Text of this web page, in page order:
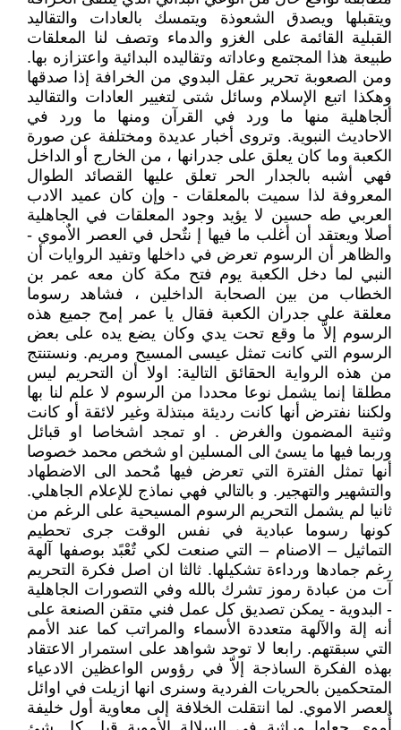
ويتقبلها ويصدق الشعوذة ويتمسك بالعادات والتقاليد
القبلية القائمة على الغزو والدماء وتصف لنا المعلقات
طبيعة هذا المجتمع وعاداته وتقاليده البدائية واعتزازه بها.
ومن الصعوبة تحرير عقل البدوي من الخرافة إذا صدقها
وهكذا اتبع الإسلام وسائل شتى لتغيير العادات والتقاليد
ألجاهلية منها ما ورد في القرآن ومنها ما ورد في
الاحاديث النبوية. وتروى أخبار عديدة ومختلفة عن صورة
الكعبة وما كان يعلق على جدرانها ، من الخارج أو الداخل
فهي أشبه بالجدار الحر تعلق عليها القصائد الطوال
المعروفة لذا سميت بالمعلقات - وإن كان عميد الادب
العربي طه حسين لا يؤيد وجود المعلقات في الجاهلية
أصلا ويعتقد أن أغلب ما فيها إ نتٌحل في العصر الاٌموي -
والظاهر أن الرسوم تعرض في داخلها وتفيد الروايات أن
النبي لما دخل الكعبة يوم فتح مكة كان معه عمر بن
الخطاب من بين الصحابة الداخلين ، فشاهد رسوما
معلقة على جدران الكعبة فقال يا عمر إمح جميع هذه
الرسوم إلاَّ ما وقع تحت يدي وكان يضع يده على بعض
الرسوم التي كانت تمثل عيسى المسيح ومريم. ونستنتج
من هذه الرواية الحقائق التالية: اولا أن التحريم ليس
مطلقا إنما يشمل نوعا محددا من الرسوم لا علم لنا بها
ولكننا نفترض أنها كانت رديئة مبتذلة وغير لائقة أو كانت
وثنية المضمون والغرض . او تمجد اشخاصا او قبائل
وربما فيها ما يسئ الى المسلين او شخص محمد خصوصا
أنها تمثل الفترة التي تعرض فيها مٌحمد الى الاضطهاد
والتشهير والتهجير. و بالتالي فهي نماذج للإعلام الجاهلي.
ثانيا لم يشمل التحريم الرسوم المسيحية على الرغم من
كونها رسوما عبادية في نفس الوقت جرى تحطيم
التماثيل – الاصنام – التي صنعت لكي تٌعْبًد بوصفها آلهة
رغم جمادها ورداءة تشكيلها. ثالثا ان اصل فكرة التحريم
آت من عبادة رموز تشرك بالله وفي التصورات الجاهلية
- البدوية - يمكن تصديق كل عمل فني متقن الصنعة على
أنه إلة والآلهة متعددة الأسماء والمراتب كما عند الأمم
التي سبقتهم. رابعا لا توجد شواهد على استمرار الاعتقاد
بهذه الفكرة الساذجة إلاّ في رؤوس الواعظين الادعياء
المتحكمين بالحريات الفردية وسنرى انها ازيلت في اوائل
العصر الاموي. لما انتقلت الخلافة إلى معاوية أول خليفة